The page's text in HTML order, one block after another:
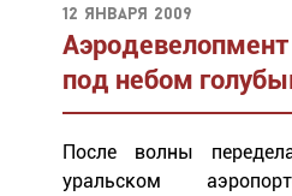
12 января 2009
под небом
После волны
уральском